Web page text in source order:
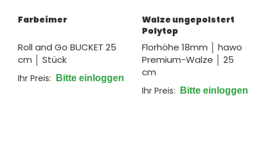
Farbeimer
Roll and Go BUCKET 25
cm │ Stück
Ihr Preis: Bitte einloggen
Walze ungepolstert
Polytop
Florhöhe 18mm │ hawo
Premium-Walze │ 25
cm
Ihr Preis: Bitte einloggen